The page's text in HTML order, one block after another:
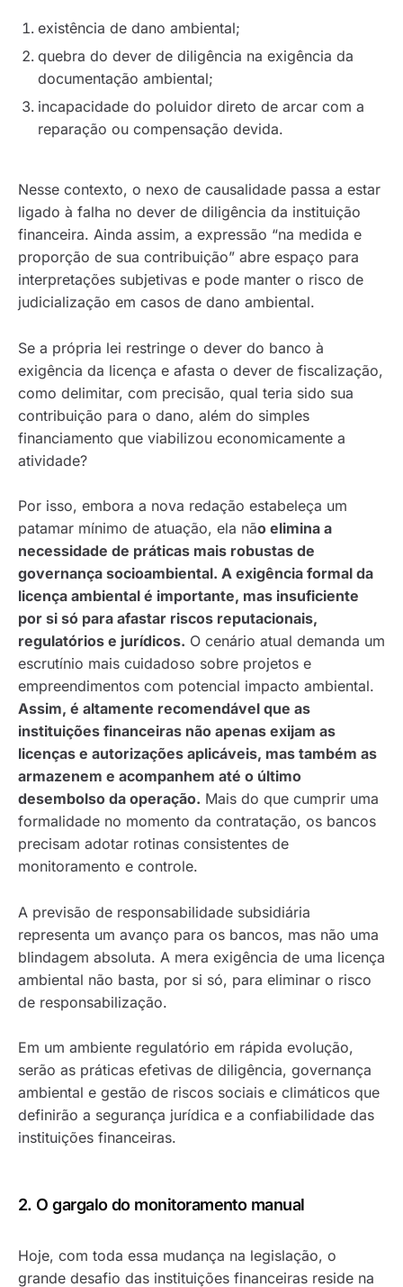
existência de dano ambiental;
quebra do dever de diligência na exigência da
documentação ambiental;
incapacidade do poluidor direto de arcar com a
reparação ou compensação devida.
Nesse contexto, o nexo de causalidade passa a estar
ligado à falha no dever de diligência da instituição
financeira. Ainda assim, a expressão “na medida e
proporção de sua contribuição” abre espaço para
interpretações subjetivas e pode manter o risco de
judicialização em casos de dano ambiental.
Se a própria lei restringe o dever do banco à
exigência da licença e afasta o dever de fiscalização,
como delimitar, com precisão, qual teria sido sua
contribuição para o dano, além do simples
financiamento que viabilizou economicamente a
atividade?
Por isso, embora a nova redação estabeleça um
patamar mínimo de atuação, ela não elimina a
necessidade de práticas mais robustas de
governança socioambiental. A exigência formal da
licença ambiental é importante, mas insuficiente
por si só para afastar riscos reputacionais,
regulatórios e jurídicos. O cenário atual demanda um
escrutínio mais cuidadoso sobre projetos e
empreendimentos com potencial impacto ambiental.
Assim, é altamente recomendável que as
instituições financeiras não apenas exijam as
licenças e autorizações aplicáveis, mas também as
armazenem e acompanhem até o último
desembolso da operação. Mais do que cumprir uma
formalidade no momento da contratação, os bancos
precisam adotar rotinas consistentes de
monitoramento e controle.
A previsão de responsabilidade subsidiária
representa um avanço para os bancos, mas não uma
blindagem absoluta. A mera exigência de uma licença
ambiental não basta, por si só, para eliminar o risco
de responsabilização.
Em um ambiente regulatório em rápida evolução,
serão as práticas efetivas de diligência, governança
ambiental e gestão de riscos sociais e climáticos que
definirão a segurança jurídica e a confiabilidade das
instituições financeiras.
2. O gargalo do monitoramento manual
Hoje, com toda essa mudança na legislação, o
grande desafio das instituições financeiras reside na